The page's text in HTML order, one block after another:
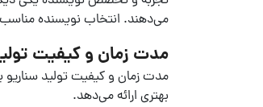
می‌دهند. انتخاب نویسنده
مدت زمان و کیفیت
مدت زمان و کیفیتتولید سناریو
بهتری ارائه می‌دهد.